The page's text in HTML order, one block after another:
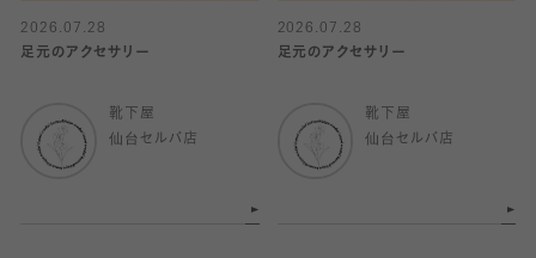
2026.07.28
足元のアクセサリー
靴下屋
仙台セルバ店
2026.07.28
足元のアクセサリー
靴下屋
仙台セルバ店